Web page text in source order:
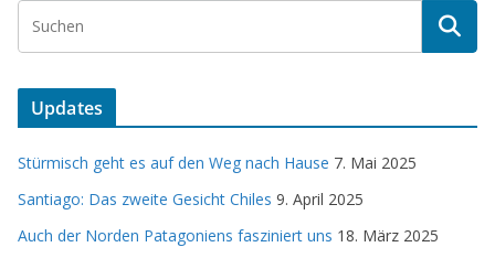
Updates
Stürmisch geht es auf den Weg nach Hause 7. Mai 2025
Santiago: Das zweite Gesicht Chiles 9. April 2025
Auch der Norden Patagoniens fasziniert uns 18. März 2025